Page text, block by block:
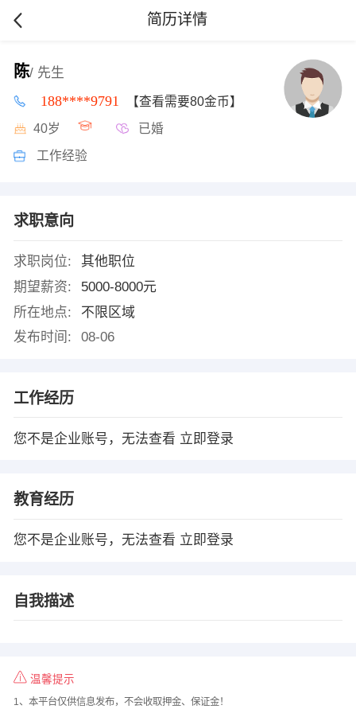
简历详情
陈/ 先生
188****9791 【查看需要80金币】
40岁 已婚
工作经验
求职意向
求职岗位:
其他职位
期望薪资:
5000-8000元
所在地点:
不限区域
发布时间:
08-06
工作经历
您不是企业账号，无法查看 立即登录
教育经历
您不是企业账号，无法查看 立即登录
自我描述
温馨提示
1、本平台仅供信息发布，不会收取押金、保证金！